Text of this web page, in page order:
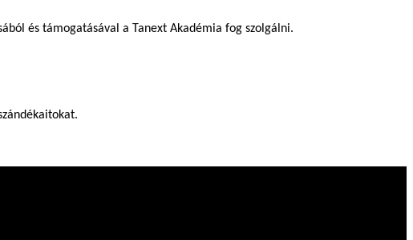
és támogatásával a Tanext Akadémia fog szolgálni.